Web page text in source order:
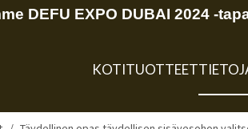
DEFU EXPO DUBAI 2024 -
KOTITUOTTEET